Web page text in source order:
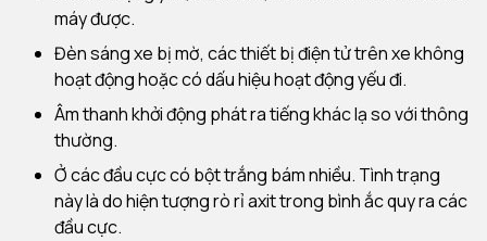
máy được.
Đèn sáng xe bị mờ, các thiết bị điện tử trên xe không
hoạt động hoặc có dấu hiệu hoạt động yếu đi.
Âm thanh khởi động phát ra tiếng khác lạ so với thông
thường.
Ở các đầu cực có bột trắng bám nhiều. Tình trạng
này là do hiện tượng rò rỉ axit trong bình ắc quy ra các
đầu cực.